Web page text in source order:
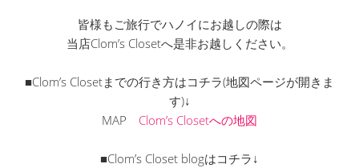
皆様もご旅行でハノイにお越しの際は
当店Clom’s Closetへ是非お越しください。
■Clom’s Closetまでの行き方はコチラ(地図ページが開きま
す)↓
MAP Clom’s Closetへの地図
■Clom’s Closet blogはコチラ↓